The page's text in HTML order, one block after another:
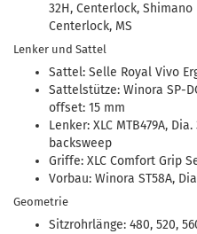
32H, Centerlock, Shimano
Centerlock, MS
Lenker und Sattel
Sattel: Selle Royal Vivo
Sattelstütze: Winora SP-
offset: 15 mm
Lenker: XLC MTB479A,
backsweep
Griffe: XLC Comfort Grip
Vorbau: Winora ST58A,
Geometrie
Sitzrohrlänge: 480, 520,